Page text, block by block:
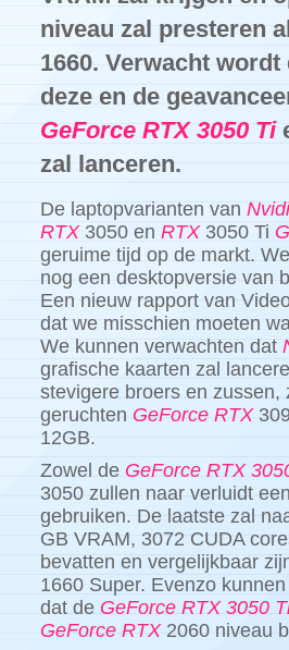
niveau zal presteren
1660. Verwacht wordt
deze en de
GeForce RTX 3050 Ti
zal lanceren.
De laptopvarianten van
RTX3050 en RTX3050 Ti
geruime tijd op de markt.
nog een desktopversie van
Een nieuw rapport van
dat we misschien moeten
We kunnen verwachten dat
grafische kaarten zal
stevigere broers en zussen,
geruchten GeForce RTX
12GB.
Zowel de GeForce RTX
3050 zullen naar verluidt
gebruiken. De laatste zal
GB VRAM, 3072 CUDA
bevatten en vergelijkbaar
1660 Super. Evenzo
dat de GeForce RTX 3050
GeForce RTX2060 niveau